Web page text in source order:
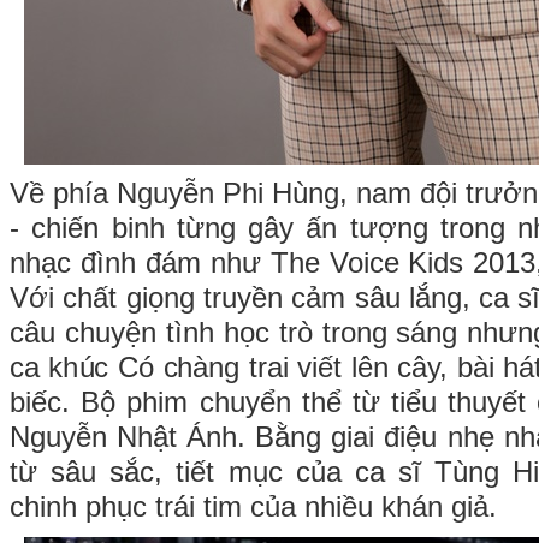
Về phía Nguyễn Phi Hùng, nam đội
- chiến binh từng gây ấn tượng trong
nhạc đình đám như The Voice Kids
Với chất giọng truyền cảm sâu lắng, ca
câu chuyện tình học trò trong sáng
ca khúc Có chàng trai viết lên cây, bài
biếc. Bộ phim chuyển thể từ tiểu thuyết
Nguyễn Nhật Ánh. Bằng giai điệu nhẹ
từ sâu sắc, tiết mục của ca sĩ Tùng
chinh phục trái tim của nhiều khán giả.